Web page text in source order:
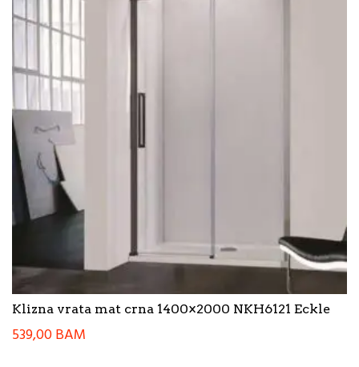
Klizna vrata mat crna 1400×2000 NKH6121 Eckle
539,00BAM